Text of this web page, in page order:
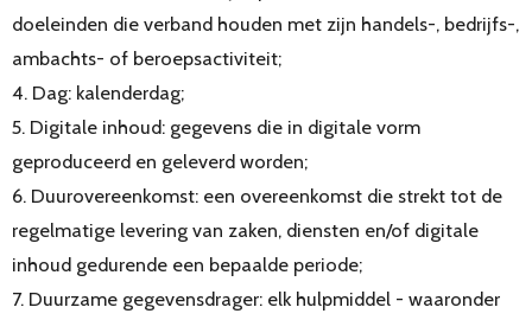
doeleinden die verband houden met zijn handels-, bedrijfs-,
ambachts- of beroepsactiviteit;
4. Dag: kalenderdag;
5. Digitale inhoud: gegevens die in digitale vorm
geproduceerd en geleverd worden;
6. Duurovereenkomst: een overeenkomst die strekt tot de
regelmatige levering van zaken, diensten en/of digitale
inhoud gedurende een bepaalde periode;
7. Duurzame gegevensdrager: elk hulpmiddel - waaronder